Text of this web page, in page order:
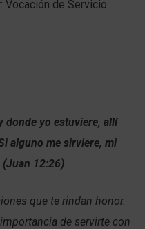
donde yo estuviere, allí
alguno me sirviere, mi
12:26)
que te rindan honor.
de servirte con